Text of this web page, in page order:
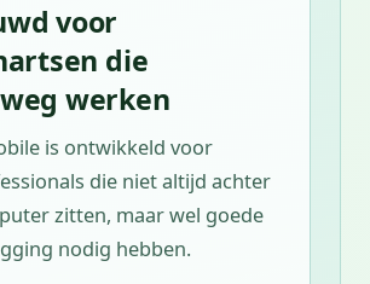
voor
die
werken
is ontwikkeld voor
die niet altijd achter
zitten, maar wel goede
nodig hebben.